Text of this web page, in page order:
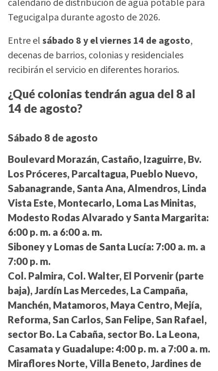
calendario de distribución de agua potable para
Tegucigalpa durante agosto de 2026.
Entre elsábado 8 y el viernes 14 de agosto,
decenas de barrios, colonias y residenciales
recibirán el servicio en diferentes horarios.
¿Qué colonias tendrán agua del 8 al
14 de agosto?
Sábado 8 de agosto
Boulevard Morazán, Castaño, Izaguirre, Bv.
Los Próceres, Parcaltagua, Pueblo Nuevo,
Sabanagrande, Santa Ana, Almendros, Linda
Vista Este, Montecarlo, Loma Las Minitas,
Modesto Rodas Alvarado y Santa Margarita:
6:00 p. m. a 6:00 a. m.
Siboney y Lomas de Santa Lucía: 7:00 a. m. a
7:00 p. m.
Col. Palmira, Col. Walter, El Porvenir (parte
baja), Jardín Las Mercedes, La Campaña,
Manchén, Matamoros, Maya Centro, Mejía,
Reforma, San Carlos, San Felipe, San Rafael,
sector Bo. La Cabaña, sector Bo. La Leona,
Casamata y Guadalupe: 4:00 p. m. a 7:00 a. m.
Miraflores Norte, Villa Beneto, Jardines de